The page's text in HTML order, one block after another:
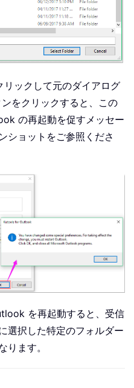
ックして元のダイアログ
をクリックすると、この
の再起動を促すメッセー
ショットをご参照くださ
を再起動すると、受信
選択した特定のフォルダー
ります。